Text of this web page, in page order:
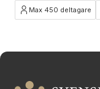
Max 450 deltagare